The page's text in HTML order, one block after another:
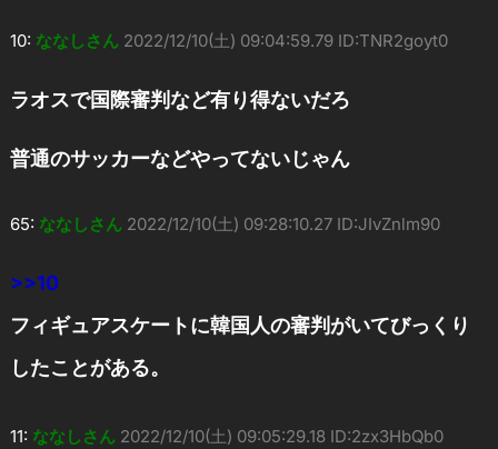
10: ななしさん 2022/12/10(土) 09:04:59.79 ID:TNR2goyt0
ラオスで国際審判など有り得ないだろ
普通のサッカーなどやってないじゃん
65: ななしさん 2022/12/10(土) 09:28:10.27 ID:JIvZnlm90
>>10
フィギュアスケートに韓国人の審判がいてびっくり
したことがある。
11: ななしさん 2022/12/10(土) 09:05:29.18 ID:2zx3HbQb0